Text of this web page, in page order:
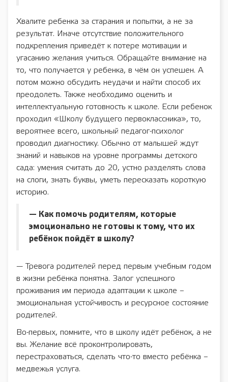
Хвалите ребенка за старания и попытки, а не за
результат. Иначе отсутствие положительного
подкрепления приведёт к потере мотивации и
угасанию желания учиться. Обращайте внимание на
то, что получается у ребенка, в чём он успешен. А
потом можно обсудить неудачи и найти способ их
преодолеть. Также необходимо оценить и
интеллектуальную готовность к школе. Если ребенок
проходил «Школу будущего первоклассника», то,
вероятнее всего, школьный педагог-психолог
проводил диагностику. Обычно от малышей ждут
знаний и навыков на уровне программы детского
сада: умения считать до 20, устно разделять слова
на слоги, знать буквы, уметь пересказать короткую
историю.
— Как помочь родителям, которые
эмоционально не готовы к тому, что их
ребёнок пойдёт в школу?
— Тревога родителей перед первым учебным годом
в жизни ребёнка понятна. Залог успешного
проживания им периода адаптации к школе –
эмоциональная устойчивость и ресурсное состояние
родителей.
Во-первых, помните, что в школу идёт ребёнок, а не
вы. Желание всё проконтролировать,
перестраховаться, сделать что-то вместо ребёнка –
медвежья услуга.